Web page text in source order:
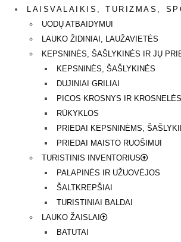
LAISVALAIKIS, TURIZMAS,
UODŲ ATBAIDYMUI
LAUKO ŽIDINIAI, LAUŽAVIETĖS
KEPSNINĖS, ŠAŠLYKINĖS IR JŲ
KEPSNINĖS, ŠAŠLYKINĖS
DUJINIAI GRILIAI
PICOS KROSNYS IR KROSNELĖS
RŪKYKLOS
PRIEDAI KEPSNINĖMS,
PRIEDAI MAISTO RUOŠIMUI
TURISTINIS INVENTORIUS
PALAPINĖS IR UŽUOVĖJOS
ŠALTKREPŠIAI
TURISTINIAI BALDAI
LAUKO ŽAISLAI
BATUTAI